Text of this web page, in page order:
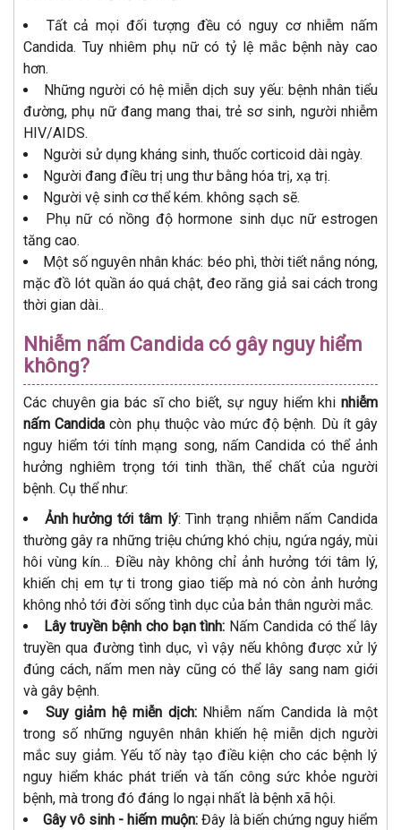
Tất cả mọi đối tượng đều có nguy cơ nhiễm nấm
Candida. Tuy nhiêm phụ nữ có tỷ lệ mắc bệnh này cao
hơn.
Những người có hệ miễn dịch suy yếu: bệnh nhân tiểu
đường, phụ nữ đang mang thai, trẻ sơ sinh, người nhiễm
HIV/AIDS.
Người sử dụng kháng sinh, thuốc corticoid dài ngày.
Người đang điều trị ung thư bằng hóa trị, xạ trị.
Người vệ sinh cơ thể kém. không sạch sẽ.
Phụ nữ có nồng độ hormone sinh dục nữ estrogen
tăng cao.
Một số nguyên nhân khác: béo phì, thời tiết nắng nóng,
mặc đồ lót quần áo quá chật, đeo răng giả sai cách trong
thời gian dài..
Nhiễm nấm Candida có gây nguy hiểm
không?
Các chuyên gia bác sĩ cho biết, sự nguy hiểm khi nhiễm
nấm Candida còn phụ thuộc vào mức độ bệnh. Dù ít gây
nguy hiểm tới tính mạng song, nấm Candida có thể ảnh
hưởng nghiêm trọng tới tinh thần, thể chất của người
bệnh. Cụ thể như:
Ảnh hưởng tới tâm lý: Tình trạng nhiễm nấm Candida
thường gây ra những triệu chứng khó chịu, ngứa ngáy, mùi
hôi vùng kín… Điều này không chỉ ảnh hưởng tới tâm lý,
khiến chị em tự ti trong giao tiếp mà nó còn ảnh hưởng
không nhỏ tới đời sống tình dục của bản thân người mắc.
Lây truyền bệnh cho bạn tình: Nấm Candida có thể lây
truyền qua đường tình dục, vì vậy nếu không được xử lý
đúng cách, nấm men này cũng có thể lây sang nam giới
và gây bệnh.
Suy giảm hệ miễn dịch: Nhiễm nấm Candida là một
trong số những nguyên nhân khiến hệ miễn dịch người
mắc suy giảm. Yếu tố này tạo điều kiện cho các bệnh lý
nguy hiểm khác phát triển và tấn công sức khỏe người
bệnh, mà trong đó đáng lo ngại nhất là bệnh xã hội.
Gây vô sinh - hiếm muộn:Đây là biến chứng nguy hiểm